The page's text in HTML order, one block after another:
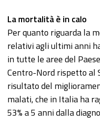
La mortalità è in calo
Per quanto riguarda la
relativi agli ultimi anni
in tutte le aree del
Centro-Nord rispetto al
risultato del
malati, che in Italia ha
53% a 5 anni dalla